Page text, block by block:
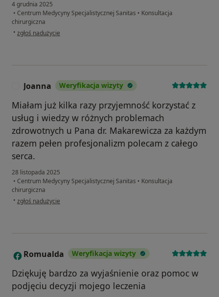
4 grudnia 2025
• Centrum Medycyny Specjalistycznej Sanitas • Konsultacja
chirurgiczna
• w opinii użytkownika iwona
zgłoś nadużycie
Joanna Weryfikacja wizyty
Miałam już kilka razy przyjemność korzystać z
usług i wiedzy w różnych problemach
zdrowotnych u Pana dr. Makarewicza za każdym
razem pełen profesjonalizm polecam z całego
serca.
28 listopada 2025
• Centrum Medycyny Specjalistycznej Sanitas • Konsultacja
chirurgiczna
• w opinii użytkownika Joanna
zgłoś nadużycie
R Romualda Weryfikacja wizyty
Dziękuję bardzo za wyjaśnienie oraz pomoc w
podjęciu decyzji mojego leczenia